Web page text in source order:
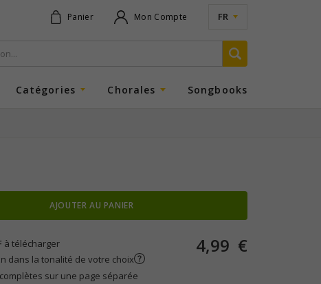
Panier Mon Compte FR
Catégories Chorales Songbooks
AJOUTER AU PANIER
à télécharger
dans la tonalité de votre choix
sur une page séparée
4,99 €